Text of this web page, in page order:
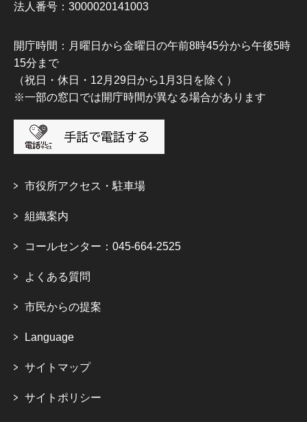
法人番号：3000020141003
開庁時間：月曜日から金曜日の午前8時45分から午後5時
15分まで
（祝日・休日・12月29日から1月3日を除く）
※一部の窓口では開庁時間が異なる場合があります
市役所アクセス・駐車場
組織案内
コールセンター：045-664-2525
よくある質問
市民からの提案
Language
サイトマップ
サイトポリシー